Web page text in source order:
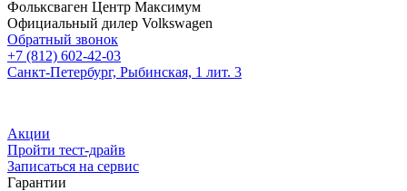
Фольксваген Центр Максимум
Официальный дилер Volkswagen
Обратный звонок
+7 (812) 602-42-03
Санкт-Петербург, Рыбинская, 1 лит. 3
Акции
Пройти тест-драйв
Записаться на сервис
Гарантии